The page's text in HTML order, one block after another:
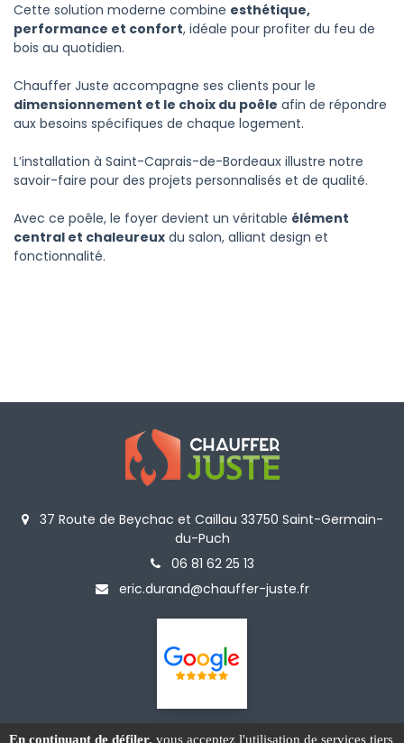
Cette solution moderne combine esthétique,
performance et confort, idéale pour profiter du feu de
bois au quotidien.
Chauffer Juste accompagne ses clients pour le
dimensionnement et le choix du poêle afin de répondre
aux besoins spécifiques de chaque logement.
L’installation à Saint-Caprais-de-Bordeaux illustre notre
savoir-faire pour des projets personnalisés et de qualité.
Avec ce poêle, le foyer devient un véritable élément
central et chaleureux du salon, alliant design et
fonctionnalité.
37 Route de Beychac et Caillau 33750 Saint-Germain-
du-Puch
06 81 62 25 13
eric.durand@chauffer-juste.fr
En continuant de défiler, vous acceptez l'utilisation de services tiers